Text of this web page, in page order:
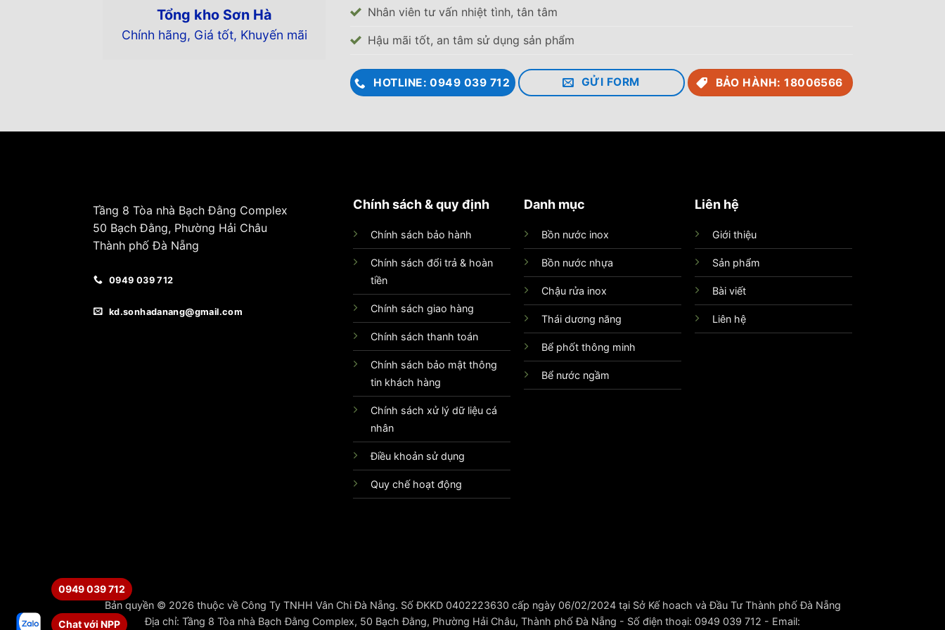
Tổng kho Sơn Hà
Chính hãng, Giá tốt, Khuyến mãi
Nhân viên tư vấn nhiệt tình, tân tâm
Hậu mãi tốt, an tâm sử dụng sản phẩm
HOTLINE: 0949 039 712 GỬI FORM BẢO HÀNH: 18006566
Tầng 8 Tòa nhà Bạch Đằng Complex
50 Bạch Đằng, Phường Hải Châu
Thành phố Đà Nẵng
0949 039 712
kd.sonhadanang@gmail.com
Chính sách & quy định
Chính sách bảo hành
Chính sách đổi trả & hoàn
tiền
Chính sách giao hàng
Chính sách thanh toán
Chính sách bảo mật thông
tin khách hàng
Chính sách xử lý dữ liệu cá
nhân
Điều khoản sử dụng
Quy chế hoạt động
Danh mục
Bồn nước inox
Bồn nước nhựa
Chậu rửa inox
Thái dương năng
Bể phốt thông minh
Bể nước ngầm
Liên hệ
Giới thiệu
Sản phẩm
Bài viết
Liên hệ
Bản quyền © 2026 thuộc về Công Ty TNHH Vân Chi Đà Nẵng. Số ĐKKD 0402223630 cấp ngày 06/02/2024 tại Sở Kế hoach và Đầu Tư Thành phố Đà Nẵng
Địa chỉ: Tầng 8 Tòa nhà Bạch Đằng Complex, 50 Bạch Đằng, Phường Hải Châu, Thành phố Đà Nẵng - Số điện thoại: 0949 039 712 - Email:
0949 039 712
Chat với NPP